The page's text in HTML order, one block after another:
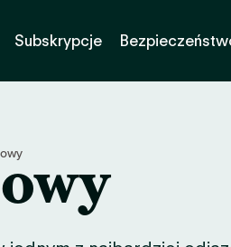
Subskrypcje